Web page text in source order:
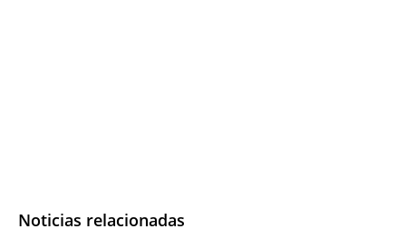
Noticias relacionadas